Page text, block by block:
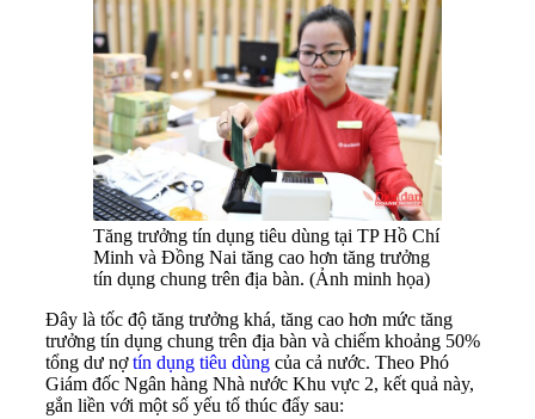
Tăng trưởng tín dụng tiêu dùng tại TP Hồ Chí
Minh và Đồng Nai tăng cao hơn tăng trưởng
tín dụng chung trên địa bàn. (Ảnh minh họa)
Đây là tốc độ tăng trưởng khá, tăng cao hơn mức tăng
trưởng tín dụng chung trên địa bàn và chiếm khoảng 50%
tổng dư nợtín dụng tiêu dùng của cả nước. Theo Phó
Giám đốc Ngân hàng Nhà nước Khu vực 2, kết quả này,
gắn liền với một số yếu tố thúc đẩy sau: